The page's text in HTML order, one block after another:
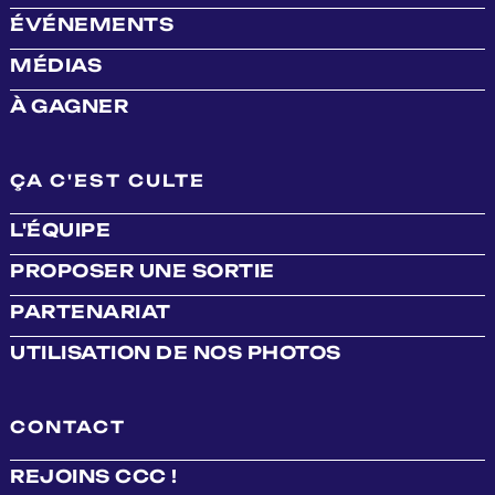
ÉVÉNEMENTS
MÉDIAS
À GAGNER
ÇA C'EST CULTE
L'ÉQUIPE
PROPOSER UNE SORTIE
PARTENARIAT
UTILISATION DE NOS PHOTOS
CONTACT
REJOINS CCC !